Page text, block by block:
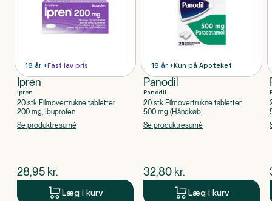
18 år +Fast lav pris
Ipren
Ipren
20 stk Filmovertrukne tabletter
200 mg, Ibuprofen
Se produktresumé
$nuværende pris
28,95 kr.
Læg i kurv
18 år +Kun på Apoteket
Panodil
Panodil
20 stk Filmovertrukne tabletter
500 mg (Håndkøb,
apoteksforbeholdt), Paracetamol
Se produktresumé
$nuværende pris
32,80 kr.
Læg i kurv